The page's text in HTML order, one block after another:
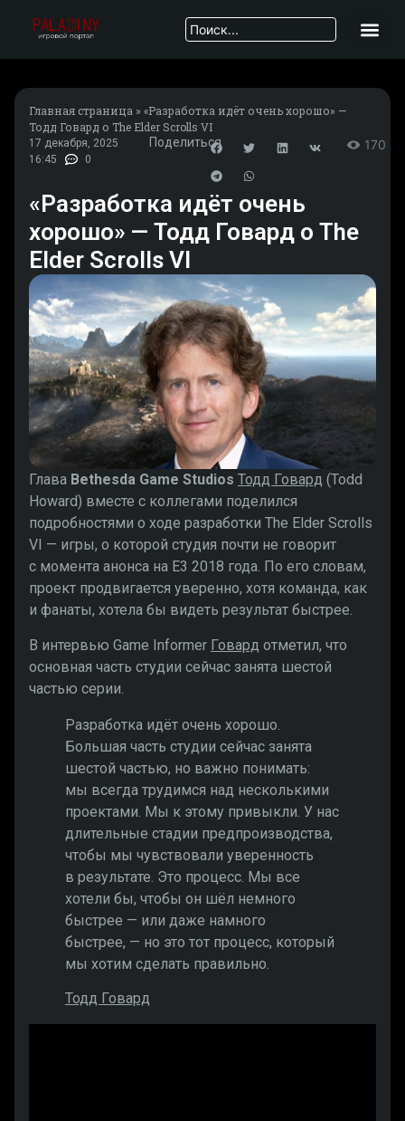
Главная страница » «Разработка идёт очень хорошо» —
Тодд Говард о The Elder Scrolls VI
17 декабря, 2025
16:45
0
Поделиться 170
«Разработка идёт очень
хорошо» — Тодд Говард о The
Elder Scrolls VI
Глава Bethesda Game Studios Тодд Говард (Todd
Howard) вместе с коллегами поделился
подробностями о ходе разработки The Elder Scrolls
VI — игры, о которой студия почти не говорит
с момента анонса на E3 2018 года. По его словам,
проект продвигается уверенно, хотя команда, как
и фанаты, хотела бы видеть результат быстрее.
В интервью Game Informer Говард отметил, что
основная часть студии сейчас занята шестой
частью серии.
Разработка идёт очень хорошо.
Большая часть студии сейчас занята
шестой частью, но важно понимать:
мы всегда трудимся над несколькими
проектами. Мы к этому привыкли. У нас
длительные стадии предпроизводства,
чтобы мы чувствовали уверенность
в результате. Это процесс. Мы все
хотели бы, чтобы он шёл немного
быстрее — или даже намного
быстрее, — но это тот процесс, который
мы хотим сделать правильно.
Тодд Говард